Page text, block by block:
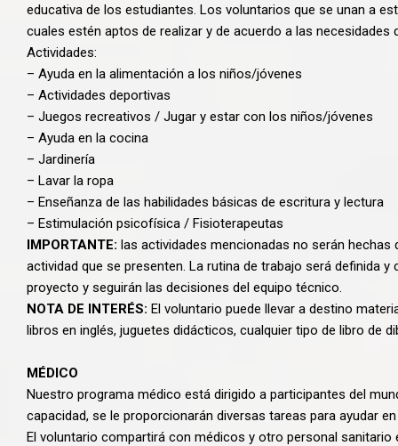
educativa de los estudiantes. Los voluntarios que se unan a
cuales estén aptos de realizar y de acuerdo a las necesidades
Actividades:
– Ayuda en la alimentación a los niños/jóvenes
– Actividades deportivas
– Juegos recreativos / Jugar y estar con los niños/jóvenes
– Ayuda en la cocina
– Jardinería
– Lavar la ropa
– Enseñanza de las habilidades básicas de escritura y lectura
– Estimulación psicofísica / Fisioterapeutas
IMPORTANTE: las actividades mencionadas no serán
actividad que se presenten. La rutina de trabajo será definida
proyecto y seguirán las decisiones del equipo técnico.
NOTA DE INTERÉS: El voluntario puede llevar a destino
libros en inglés, juguetes didácticos, cualquier tipo de libro de
MÉDICO
Nuestro programa médico está dirigido a participantes del
capacidad, se le proporcionarán diversas tareas para ayudar
El voluntario compartirá con médicos y otro personal